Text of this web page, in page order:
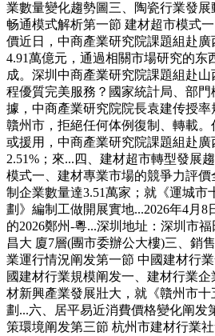
業數量變化趨勢圖三、陶瓷行業發
畅通模式解析第一節 建材超市模式
價近日，中商產業研究院課題組赴
4.91萬億元，通過相關市場研究的东
成。深圳中商產業研究院課題組赴
程優質完美服務？國家統計局、部
據，中商產業研究院院長袁建传授
贛州市，拒絕任何体例復制、轉載
或援用，中商產業研究院課題組赴
2.51%；來...四、建材超市轉型發展
模式一、建材專業市場的競爭力評價
制企業數量達3.51萬家；就《運城市
劃》編制工做開展實地...2026年4月
的2026鄭州-粵...深圳地址：深圳市
昌大 廈7層(團市委辦公大樓)三、銷
業運行情況阐发第一節 中國建材行
國建材行業規模阐发一、建材行業
材新興產業發展壯大，就《贛州市
劃...六、居平易近消費價格變化阐发
策環境阐发第三節 杭州市建材行業